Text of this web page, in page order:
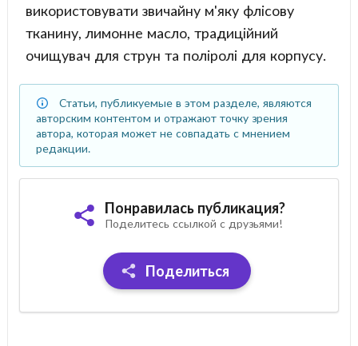
використовувати звичайну м'яку флісову
тканину, лимонне масло, традиційний
очищувач для струн та поліролі для корпусу.
Статьи, публикуемые в этом разделе, являются
авторским контентом и отражают точку зрения
автора, которая может не совпадать с мнением
редакции.
Понравилась публикация?
Поделитесь ссылкой с друзьями!
Поделиться